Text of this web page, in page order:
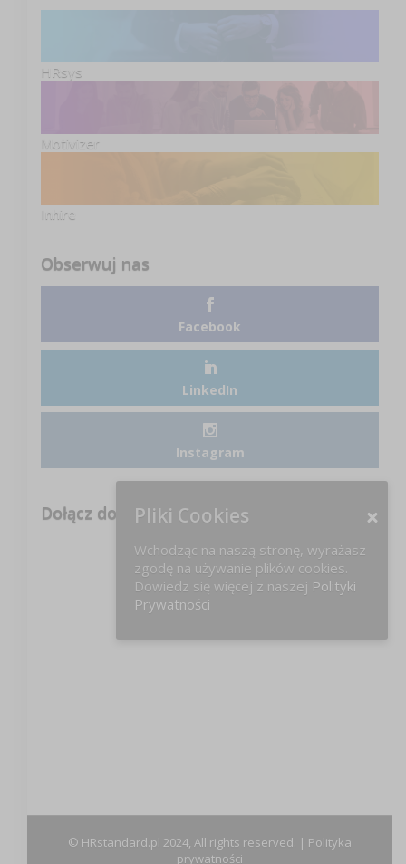
HRsys
Motivizer
Inhire
Obserwuj nas
Facebook
LinkedIn
Instagram
Dołącz do nas na FB!
© HRstandard.pl 2024, All rights reserved. | Polityka
prywatności
Pliki Cookies
Wchodząc na naszą stronę, wyrażasz
zgodę na używanie plików cookies.
Dowiedz się więcej z naszej Polityki
Prywatności